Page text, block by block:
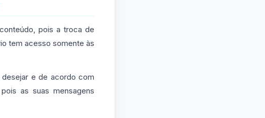
pois a troca de
tem acesso somente às
e de acordo com
as suas mensagens